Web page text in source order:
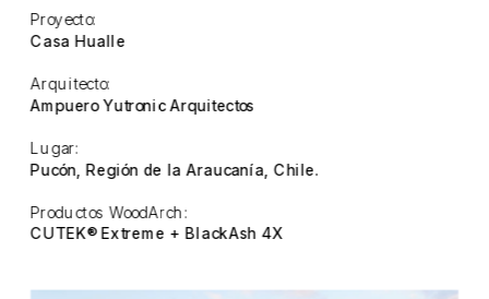
Proyecto:
Casa Hualle
Arquitecto:
Ampuero Yutronic Arquitectos
Lugar:
Pucón, Región de la Araucanía, Chile.
Productos WoodArch:
CUTEK® Extreme + BlackAsh 4X